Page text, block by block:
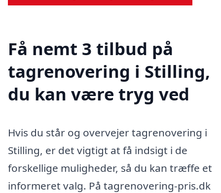
Få nemt 3 tilbud på
tagrenovering i Stilling,
du kan være tryg ved
Hvis du står og overvejer tagrenovering i
Stilling, er det vigtigt at få indsigt i de
forskellige muligheder, så du kan træffe et
informeret valg. På tagrenovering-pris.dk